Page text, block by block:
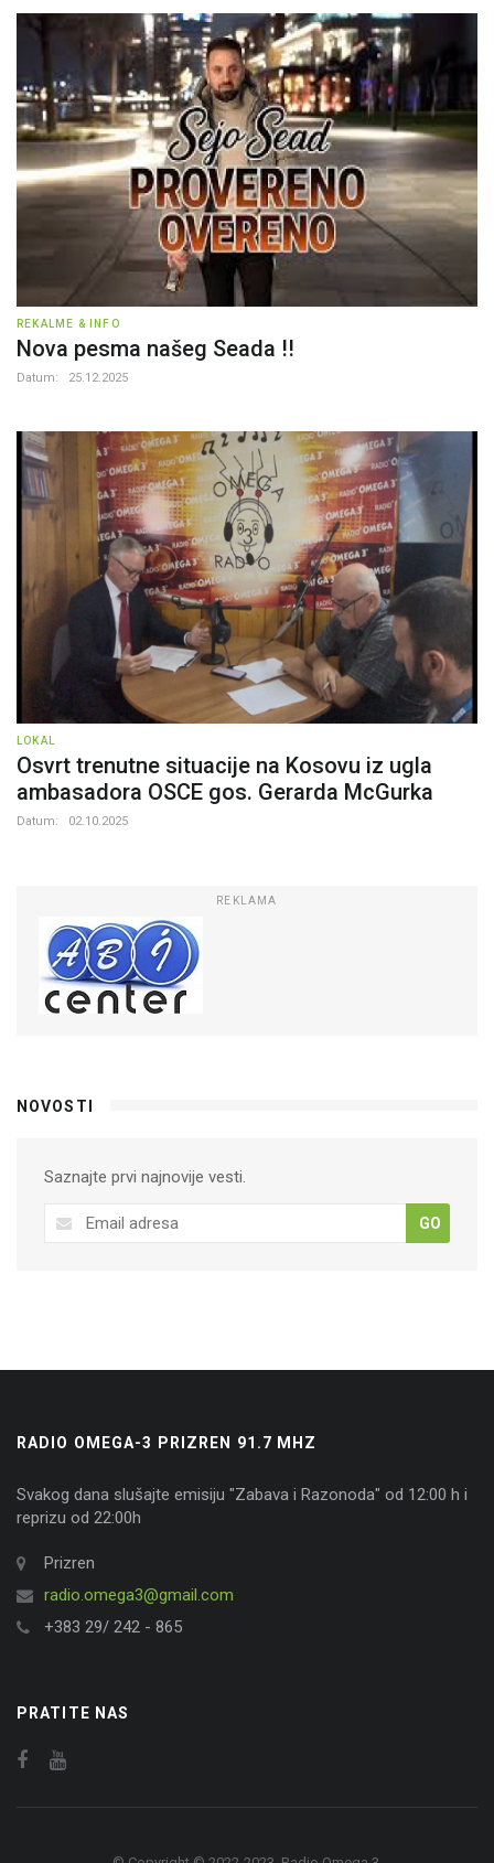
REKALME & INFO
Nova pesma našeg Seada !!
Datum: 25.12.2025
LOKAL
Osvrt trenutne situacije na Kosovu iz ugla
ambasadora OSCE gos. Gerarda McGurka
Datum: 02.10.2025
REKLAMA
NOVOSTI
Saznajte prvi najnovije vesti.
GO
RADIO OMEGA-3 PRIZREN 91.7 MHZ
Svakog dana slušajte emisiju "Zabava i Razonoda" od 12:00 h i
reprizu od 22:00h
Prizren
radio.omega3@gmail.com
+383 29/ 242 - 865
PRATITE NAS